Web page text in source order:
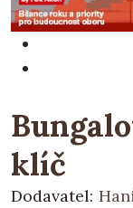
klíč
Dodavatel: